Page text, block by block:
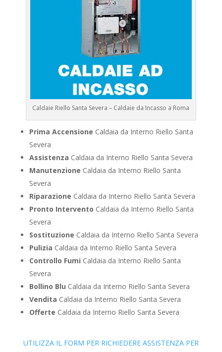
Caldaie Riello Santa Severa – Caldaie da Incasso a Roma
Prima Accensione Caldaia da Interno Riello Santa
Severa
Assistenza Caldaia da Interno Riello Santa Severa
Manutenzione Caldaia da Interno Riello Santa
Severa
Riparazione Caldaia da Interno Riello Santa Severa
Pronto Intervento Caldaia da Interno Riello Santa
Severa
Sostituzione Caldaia da Interno Riello Santa Severa
Pulizia Caldaia da Interno Riello Santa Severa
Controllo Fumi Caldaia da Interno Riello Santa
Severa
Bollino Blu Caldaia da Interno Riello Santa Severa
Vendita Caldaia da Interno Riello Santa Severa
Offerte Caldaia da Interno Riello Santa Severa
UTILIZZA IL FORM PER RICHIEDERE ASSISTENZA PER